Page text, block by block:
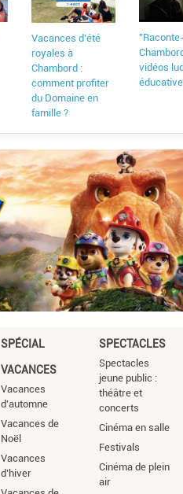
Vacances d'été
royales à
Chambord :
comment profiter
du Domaine en
famille ?
vidéos
SPÉCIAL
VACANCES
Vacances
d'automne
Vacances de
Noël
Vacances
d’hiver
SPECTACLES
Spectacles
jeune public :
théâtre et
concerts
Cinéma en salle
Festivals
Cinéma de plein
air